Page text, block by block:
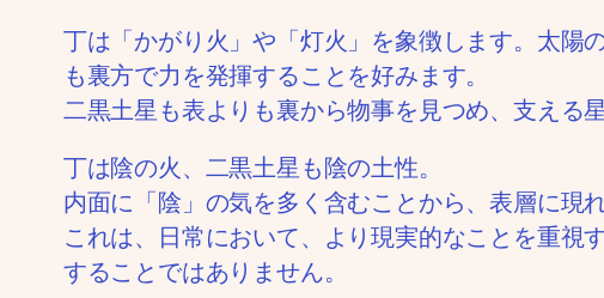
丁は「かがり火」や「灯火」を象徴します。太陽
も裏方で力を発揮することを好みます。
二黒土星も表よりも裏から物事を見つめ、支える星
丁は陰の火、二黒土星も陰の土性。
内面に「陰」の気を多く含むことから、表層に現
これは、日常において、より現実的なことを重視
することではありません。